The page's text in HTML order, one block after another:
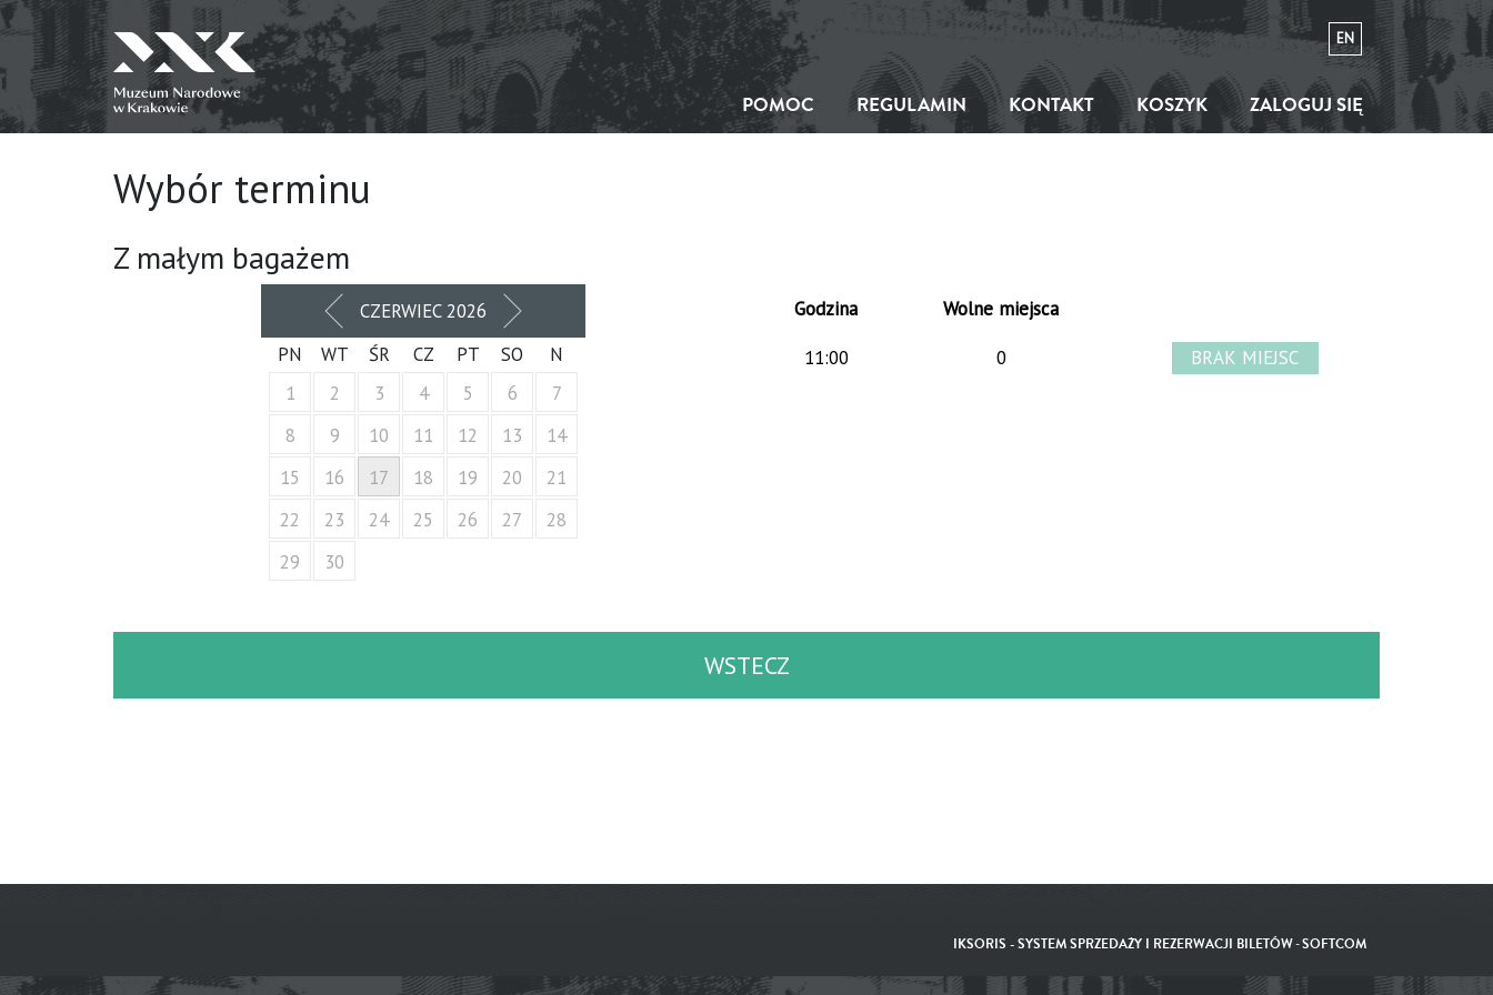
EN
POMOC REGULAMIN KONTAKT KOSZYK ZALOGUJ SIĘ
Wybór terminu
Z małym bagażem
POPRZEDNI
MIESIĄC
CZERWIEC 2026
NASTĘPNY
MIESIĄC
PN WT ŚR CZ PT SO
N
1
2 3 4 5 6
7
8
9 10 11 12 13
14
15
16 17 18 19 20
21
22
23 24 25 26 27
28
29
30
Godzina
Wolne miejsca
11:00
0
WSTECZ
IKSORIS - SYSTEM SPRZEDAŻY I REZERWACJI BILETÓW-SOFTCOM